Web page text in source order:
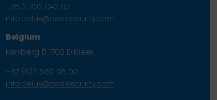
+35 2 202 042 87
info.belux@cwsisecurity.com
Belgium
Kerkberg 5 1700 Dilbeek
+32 (0)2 669 95 00
info.belux@cwsisecurity.com